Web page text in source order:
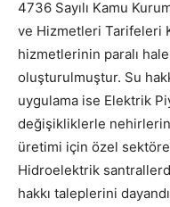
4736 Sayılı Kamu
ve Hizmetleri Tarifeleri
hizmetlerinin paralı
oluşturulmuştur. Su
uygulama ise Elektrik
değişikliklerle nehirlerin
üretimi için özel sektöre
Hidroelektrik
hakkı taleplerini